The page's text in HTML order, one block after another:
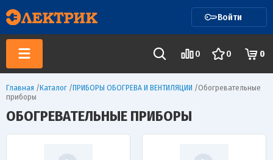
Войти
0 0 0
Главная /Каталог /ПРИБОРЫ ОБОГРЕВА И ВЕНТИЛЯЦИИ /Обогревательные
приборы
ОБОГРЕВАТЕЛЬНЫЕ ПРИБОРЫ